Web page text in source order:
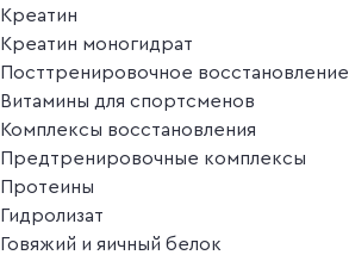
Креатин
Креатин моногидрат
Посттренировочное восстановление
Витамины для спортсменов
Комплексы восстановления
Предтренировочные комплексы
Протеины
Гидролизат
Говяжий и яичный белок